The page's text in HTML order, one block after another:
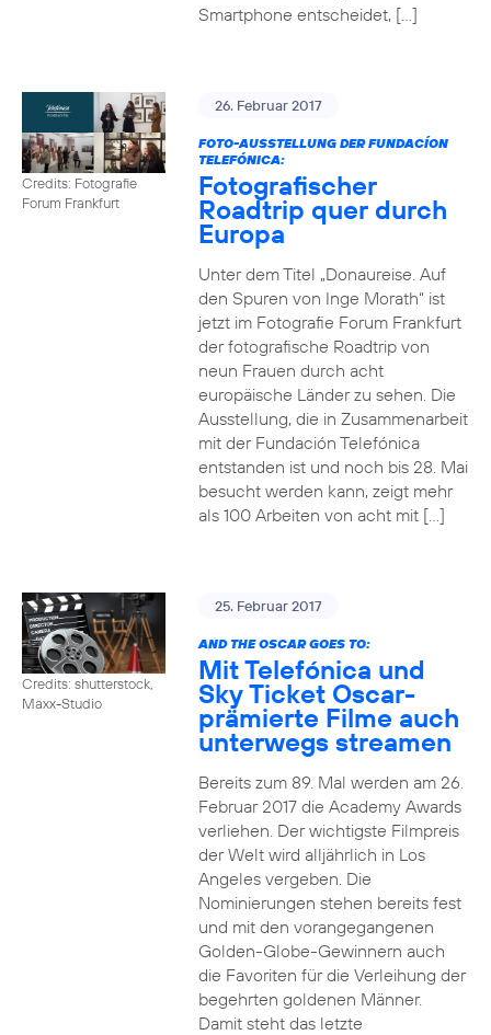
Smartphone entscheidet, […]
Credits: Fotografie
Forum Frankfurt
26. Februar 2017
FOTO-AUSSTELLUNG DER FUNDACÍON
TELEFÓNICA:
Fotografischer
Roadtrip quer durch
Europa
Unter dem Titel „Donaureise. Auf
den Spuren von Inge Morath“ ist
jetzt im Fotografie Forum Frankfurt
der fotografische Roadtrip von
neun Frauen durch acht
europäische Länder zu sehen. Die
Ausstellung, die in Zusammenarbeit
mit der Fundación Telefónica
entstanden ist und noch bis 28. Mai
besucht werden kann, zeigt mehr
als 100 Arbeiten von acht mit […]
Credits: shutterstock,
Maxx-Studio
25. Februar 2017
AND THE OSCAR GOES TO:
Mit Telefónica und
Sky Ticket Oscar-
prämierte Filme auch
unterwegs streamen
Bereits zum 89. Mal werden am 26.
Februar 2017 die Academy Awards
verliehen. Der wichtigste Filmpreis
der Welt wird alljährlich in Los
Angeles vergeben. Die
Nominierungen stehen bereits fest
und mit den vorangegangenen
Golden-Globe-Gewinnern auch
die Favoriten für die Verleihung der
begehrten goldenen Männer.
Damit steht das letzte